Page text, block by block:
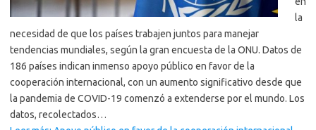
la
necesidad de que los países trabajen juntos para manejar
tendencias mundiales, según la gran encuesta de la ONU. Datos de
186 países indican inmenso apoyo público en favor de la
cooperación internacional, con un aumento significativo desde que
la pandemia de COVID-19 comenzó a extenderse por el mundo. Los
datos, recolectados…